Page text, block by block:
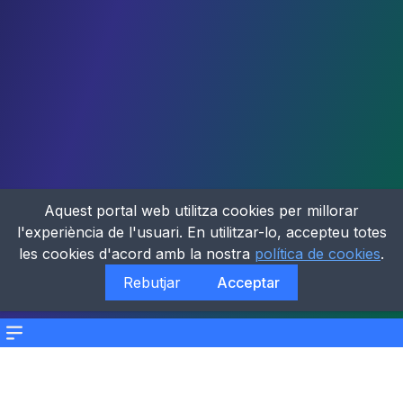
Menu
Aquest portal web utilitza cookies per millorar
l'experiència de l'usuari. En utilitzar-lo, accepteu totes
les cookies d'acord amb la nostra política de cookies.
Rebutjar
Acceptar